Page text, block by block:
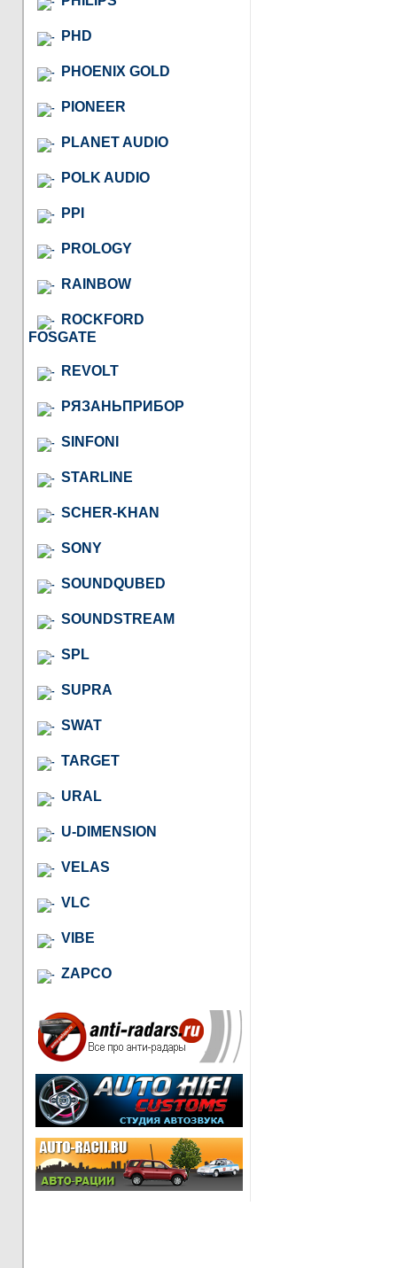
PHD
PHOENIX GOLD
PIONEER
PLANET AUDIO
POLK AUDIO
PPI
PROLOGY
RAINBOW
ROCKFORD
FOSGATE
REVOLT
РЯЗАНЬПРИБОР
SINFONI
STARLINE
SCHER-KHAN
SONY
SOUNDQUBED
SOUNDSTREAM
SPL
SUPRA
SWAT
TARGET
URAL
U-DIMENSION
VELAS
VLC
VIBE
ZAPCO